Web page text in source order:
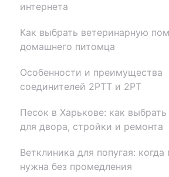
интернета
Как выбрать ветеринарную
домашнего питомца
Особенности и преимущества
соединителей 2РТТ и 2РТ
Песок в Харькове: как
для двора, стройки и ремонта
Ветклиника для попугая:
нужна без промедления